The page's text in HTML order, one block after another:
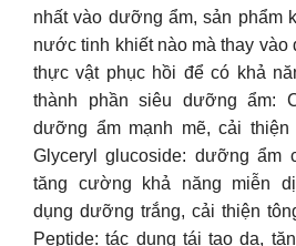
nhất vào dưỡng ẩm, sản phẩm
nước tinh khiết nào mà thay vào
thực vật phục hồi để có khả
thành phần siêu dưỡng ẩm:
dưỡng ẩm mạnh mẽ, cải
Glyceryl glucoside: dưỡng ẩm
tăng cường khả năng miễn
dụng dưỡng trắng, cải thiện
Peptide: tác dụng tái tạo da,